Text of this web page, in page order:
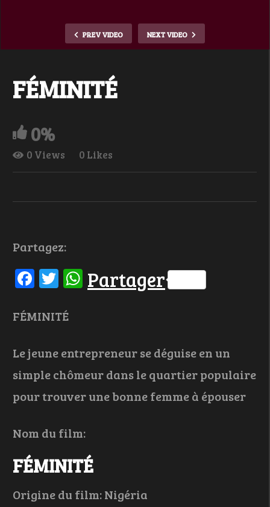
PREV VIDEO NEXT VIDEO
FÉMINITÉ
0%
0 Views 0 Likes
Partagez:
Facebook
Twitter
WhatsApp
Partager
FÉMINITÉ
Le jeune entrepreneur se déguise en un
simple chômeur dans le quartier populaire
pour trouver une bonne femme à épouser
Nom du film:
FÉMINITÉ
Origine du film: Nigéria